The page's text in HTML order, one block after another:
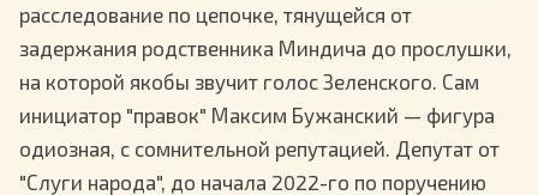
расследование по цепочке, тянущейся от
задержания родственника Миндича до прослушки,
на которой якобы звучит голос Зеленского. Сам
инициатор "правок" Максим Бужанский — фигура
одиозная, с сомнительной репутацией. Депутат от
"Слуги народа", до начала 2022-го по поручению